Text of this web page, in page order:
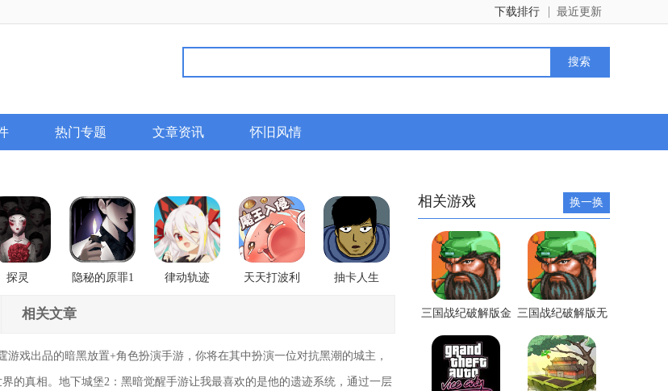
最近更新
下载排行
热门专题 文章资讯 怀旧风情
探灵
隐秘的原罪1
律动轨迹
天天打波利 抽卡人生
相关文章
戏出品的暗黑放置+角色扮演手游，你将在其中扮演一位对抗黑潮的城主，
的真相。地下城堡2：黑暗觉醒手游让我最喜欢的是他的遗迹系统，通过一层
相关游戏 换一换
三国战纪破解版金
手指版
三国战纪破解版无
限元宝版